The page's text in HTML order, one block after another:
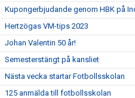
Kupongerbjudande genom HBK på
Hertzögas VM-tips 2023
Johan Valentin 50 år!
Semesterstängt på kansliet
Nästa vecka startar Fotbollsskolan
125 anmälda till fotbollsskolan